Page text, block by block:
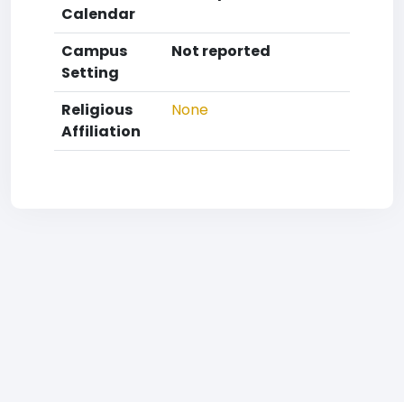
Calendar
Campus
Setting
Not reported
Religious
Affiliation
None